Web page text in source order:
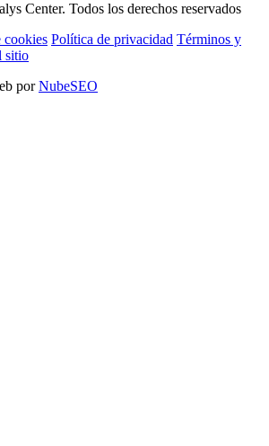
Center. Todos los derechos reservados
cookies Política de privacidad Términos y
sitio
porNubeSEO